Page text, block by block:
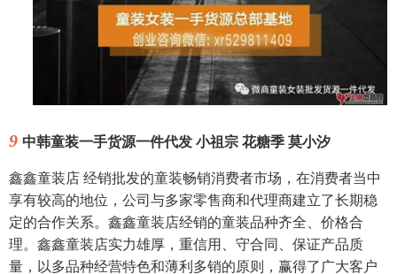
9 中韩童装一手货源一件代发 小祖宗 花糖季 莫小汐
鑫鑫童装店 经销批发的童装畅销消费者市场，在消费者当中
享有较高的地位，公司与多家零售商和代理商建立了长期稳
定的合作关系。鑫鑫童装店经销的童装品种齐全、价格合
理。鑫鑫童装店实力雄厚，重信用、守合同、保证产品质
量，以多品种经营特色和薄利多销的原则，赢得了广大客户